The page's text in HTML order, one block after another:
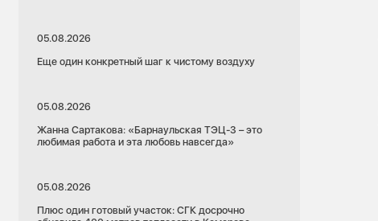
05.08.2026
Еще один конкретный шаг к чистому воздуху
05.08.2026
Жанна Сартакова: «Барнаульская ТЭЦ-3 – это
любимая работа и эта любовь навсегда»
05.08.2026
Плюс один готовый участок: СГК досрочно